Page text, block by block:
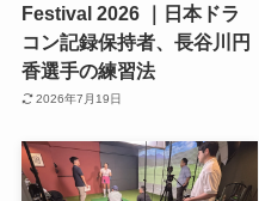
Festival 2026 ｜日本ドラ
コン記録保持者、長谷川円
香選手の練習法
2026年7月19日